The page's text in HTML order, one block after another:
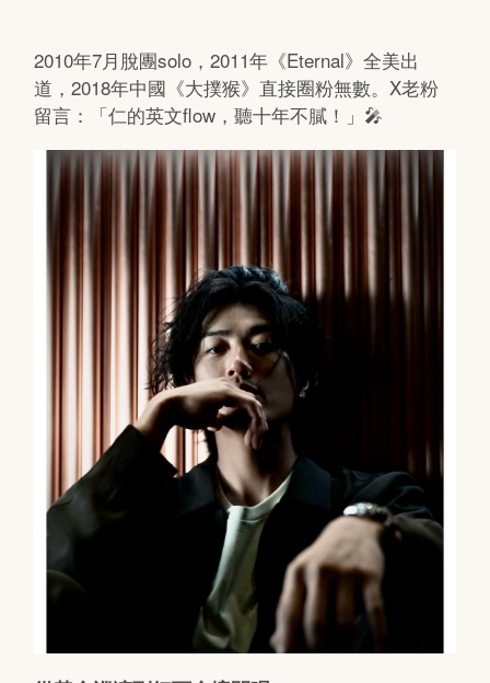
2010年7月脫團solo，2011年《Eternal》全美出
道，2018年中國《大撲猴》直接圈粉無數。X老粉
留言：「仁的英文flow，聽十年不膩！」🎤